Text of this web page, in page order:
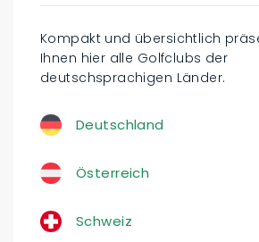
Kompakt und übersichtlich
Ihnen hier alle Golfclubs der
deutschsprachigen Länder.
Deutschland
Österreich
Schweiz